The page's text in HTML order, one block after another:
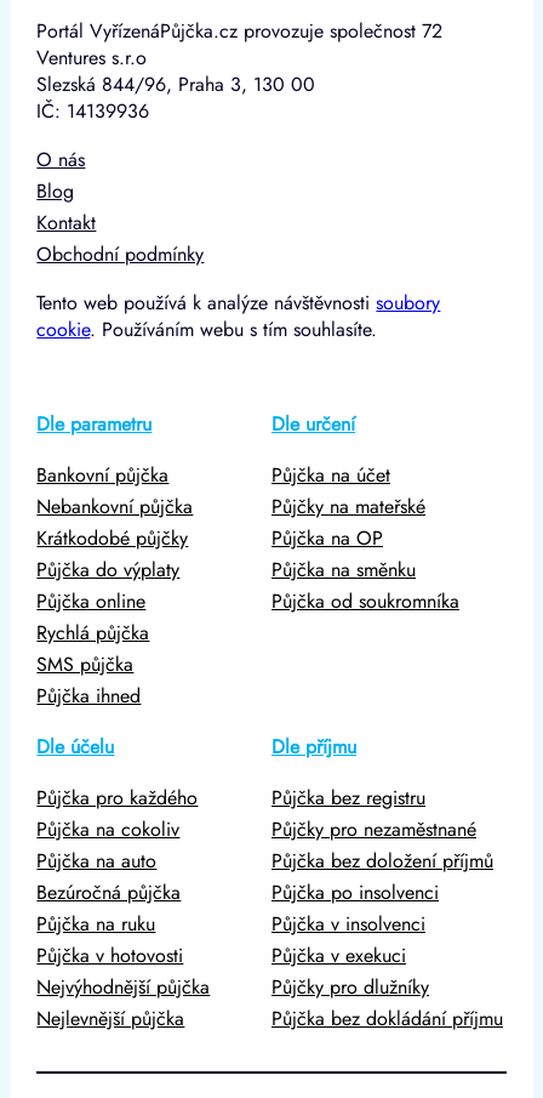
Portál VyřízenáPůjčka.cz provozuje společnost 72
Ventures s.r.o
Slezská 844/96, Praha 3, 130 00
IČ: 14139936
O nás
Blog
Kontakt
Obchodní podmínky
Tento web používá k analýze návštěvnostisoubory
cookie. Používáním webu s tím souhlasíte.
Dle parametru
Bankovní půjčka
Nebankovní půjčka
Krátkodobé půjčky
Půjčka do výplaty
Půjčka online
Rychlá půjčka
SMS půjčka
Půjčka ihned
Dle určení
Půjčka na účet
Půjčky na mateřské
Půjčka na OP
Půjčka na směnku
Půjčka od soukromníka
Dle účelu
Půjčka pro každého
Půjčka na cokoliv
Půjčka na auto
Bezúročná půjčka
Půjčka na ruku
Půjčka v hotovosti
Nejvýhodnější půjčka
Nejlevnější půjčka
Dle příjmu
Půjčka bez registru
Půjčky pro nezaměstnané
Půjčka bez doložení příjmů
Půjčka po insolvenci
Půjčka v insolvenci
Půjčka v exekuci
Půjčky pro dlužníky
Půjčka bez dokládání příjmu